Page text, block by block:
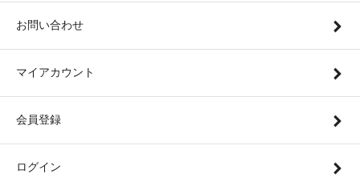
お問い合わせ
マイアカウント
会員登録
ログイン